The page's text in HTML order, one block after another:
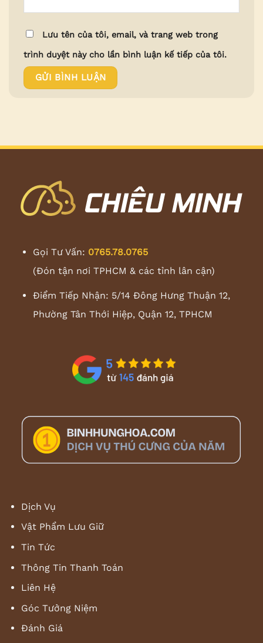
Lưu tên của tôi, email, và trang web trong
trình duyệt này cho lần bình luận kế tiếp của tôi.
Gọi Tư Vấn: 0765.78.0765
(Đón tận nơi TPHCM & các tỉnh lân cận)
Điểm Tiếp Nhận: 5/14 Đông Hưng Thuận 12,
Phường Tân Thới Hiệp, Quận 12, TPHCM
Dịch Vụ
Vật Phẩm Lưu Giữ
Tin Tức
Thông Tin Thanh Toán
Liên Hệ
Góc Tưởng Niệm
Đánh Giá